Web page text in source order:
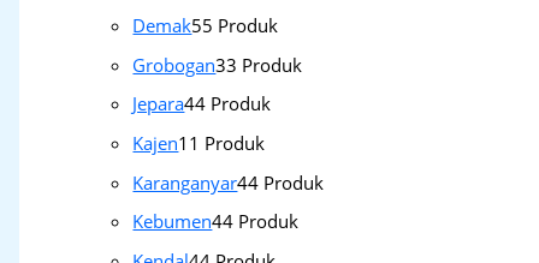
Demak55 Produk
Grobogan33 Produk
Jepara44 Produk
Kajen1 1 Produk
Karanganyar44 Produk
Kebumen44 Produk